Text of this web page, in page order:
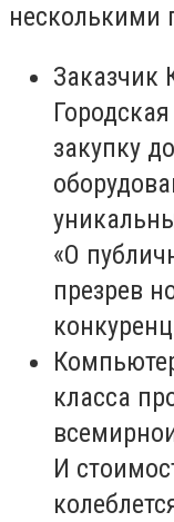
несколькими
Заказчик
закупку
«О
презрев
класса
И